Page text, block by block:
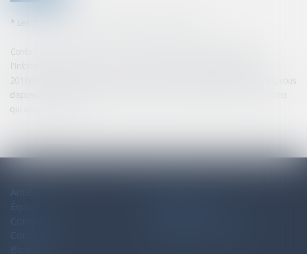
* Les champs suivis d'un astérisque sont obligatoires.
Conformément à la loi n°78-17 du 6 janvier 1978 modifiée relative à
l'informatique, aux fichiers et aux libertés, et au règlement européen
2016/679, dit Règlement Général sur la Protection des Données (RGPD), vous
disposez d'un droit d'accès, de rectification, de suppression des informations
qui vous concernent.
Antélis
Équipe
Compétences
Contact
Blog-Actu